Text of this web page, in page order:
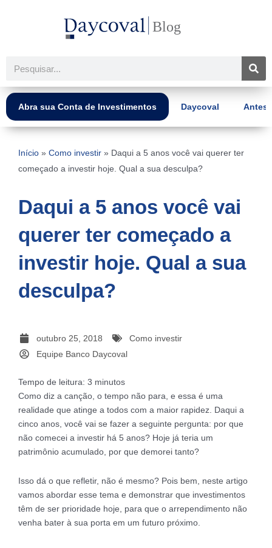
Pesquisar
Abra sua Conta de Investimentos Daycoval Antes
Início » Como investir » Daqui a 5 anos você vai querer ter
começado a investir hoje. Qual a sua desculpa?
Daqui a 5 anos você vai
querer ter começado a
investir hoje. Qual a sua
desculpa?
outubro 25, 2018
Como investir
Equipe Banco Daycoval
Tempo de leitura: 3 minutos
Como diz a canção, o tempo não para, e essa é uma
realidade que atinge a todos com a maior rapidez. Daqui a
cinco anos, você vai se fazer a seguinte pergunta: por que
não comecei a investir há 5 anos? Hoje já teria um
patrimônio acumulado, por que demorei tanto?
Isso dá o que refletir, não é mesmo? Pois bem, neste artigo
vamos abordar esse tema e demonstrar que investimentos
têm de ser prioridade hoje, para que o arrependimento não
venha bater à sua porta em um futuro próximo.